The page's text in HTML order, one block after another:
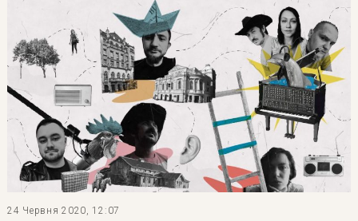
ПУБЛІКАЦІЇ
24 Червня 2020, 12:07